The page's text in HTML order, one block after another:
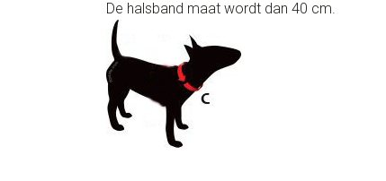
De halsband maat wordt dan 40 cm.